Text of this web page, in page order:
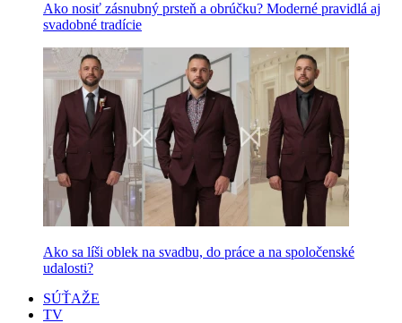
Ako nosiť zásnubný prsteň a obrúčku? Moderné pravidlá aj
svadobné tradície
Ako sa líši oblek na svadbu, do práce a na spoločenské
udalosti?
SÚŤAŽE
TV